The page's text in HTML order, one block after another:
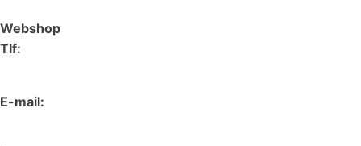
Webshop
Tlf:
E-mail: